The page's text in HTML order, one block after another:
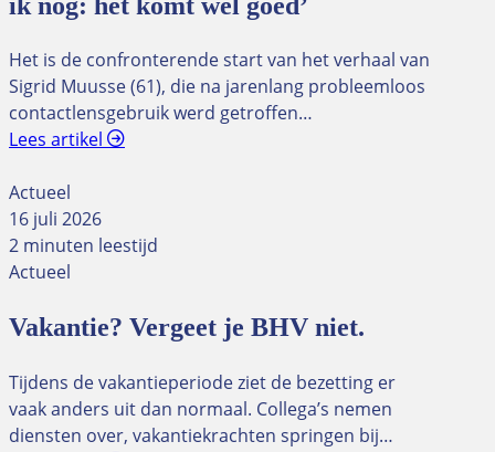
Het is de confronterende start van het verhaal van
Sigrid Muusse (61), die na jarenlang probleemloos
contactlensgebruik werd getroffen…
Lees artikel
Actueel
16 juli 2026
2 minuten leestijd
Actueel
Vakantie? Vergeet je BHV niet.
Tijdens de vakantieperiode ziet de bezetting er
vaak anders uit dan normaal. Collega’s nemen
diensten over, vakantiekrachten springen bij…